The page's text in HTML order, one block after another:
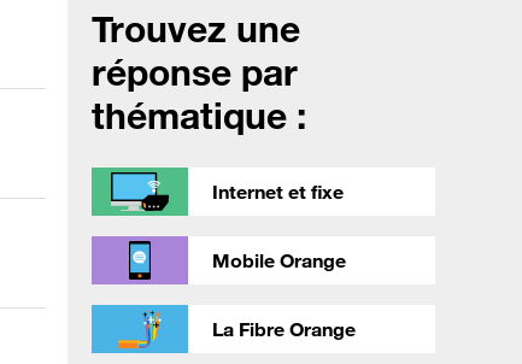
Trouvez une
réponse par
thématique :
Internet et fixe
Mobile Orange
La Fibre Orange